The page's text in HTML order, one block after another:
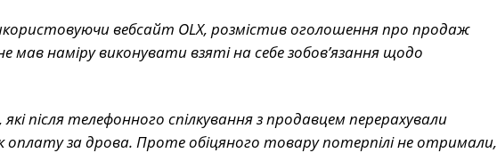
вебсайт OLX, розмістив оголошення про продаж
наміру виконувати взяті на себе зобов’язання щодо
після телефонного спілкування з продавцем перерахували
оплату за дрова. Проте обіцяного товару потерпілі не отримали,